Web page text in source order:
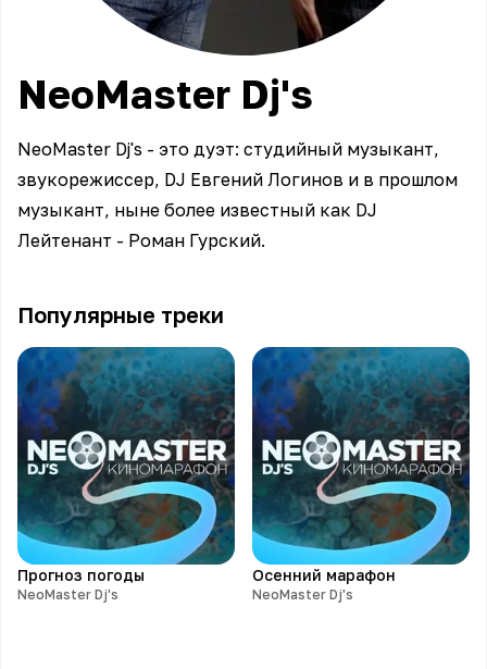
NeoMaster Dj's
NeoMaster Dj's - это дуэт: студийный музыкант,
звукорежиссер, DJ Евгений Логинов и в прошлом
музыкант, ныне более известный как DJ
Лейтенант - Роман Гурский.
Популярные треки
Прогноз погоды
NeoMaster Dj's
Осенний марафон
NeoMaster Dj's